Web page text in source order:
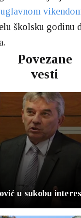
školsku godinu
Povezane
vesti
u sukobu